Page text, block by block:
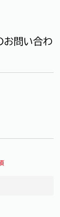
お問い合わ